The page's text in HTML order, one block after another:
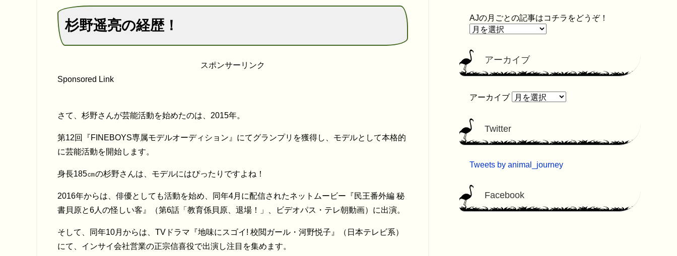
杉野遥亮の経歴！
スポンサーリンク
Sponsored Link
さて、杉野さんが芸能活動を始めたのは、2015年。
第12回『FINEBOYS専属モデルオーディション』にてグランプリを獲得し、モデルとして本格的
に芸能活動を開始します。
身長185㎝の杉野さんは、モデルにはぴったりですよね！
2016年からは、俳優としても活動を始め、同年4月に配信されたネットムービー『民王番外編 秘
書貝原と6人の怪しい客』（第6話「教育係貝原、退場！」、ビデオパス・テレ朝動画）に出演。
そして、同年10月からは、TVドラマ『地味にスゴイ! 校閲ガール・河野悦子』（日本テレビ系）
にて、インサイ会社営業の正宗信喜役で出演し注目を集めます。
AJの月ごとの記事はコチラをどうぞ！
アーカイブ
アーカイブ
Twitter
Tweets by animal_journey
Facebook